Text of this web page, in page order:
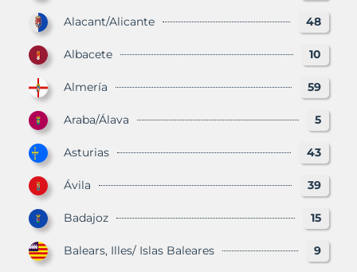
Alacant/Alicante 48
Albacete 10
Almería 59
Araba/Álava 5
Asturias 43
Ávila 39
Badajoz 15
Balears, Illes/ Islas Baleares 9